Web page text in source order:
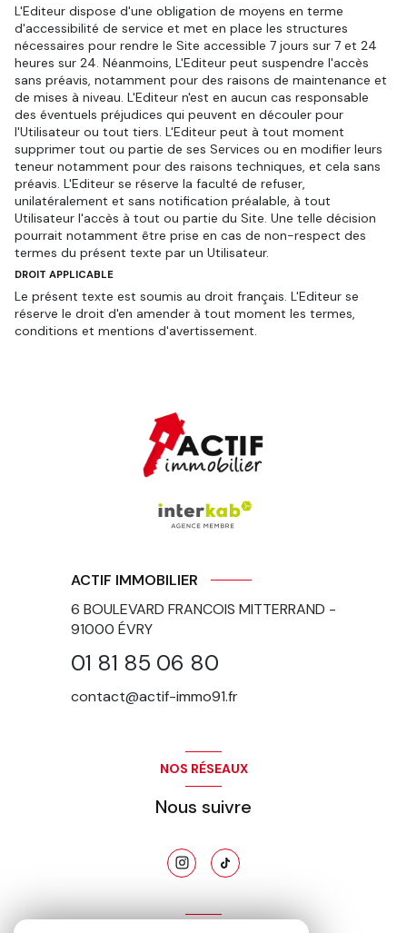
L'Editeur dispose d'une obligation de moyens en terme
d'accessibilité de service et met en place les structures
nécessaires pour rendre le Site accessible 7 jours sur 7 et 24
heures sur 24. Néanmoins, L'Editeur peut suspendre l'accès
sans préavis, notamment pour des raisons de maintenance et
de mises à niveau. L'Editeur n'est en aucun cas responsable
des éventuels préjudices qui peuvent en découler pour
l'Utilisateur ou tout tiers. L'Editeur peut à tout moment
supprimer tout ou partie de ses Services ou en modifier leurs
teneur notamment pour des raisons techniques, et cela sans
préavis. L'Editeur se réserve la faculté de refuser,
unilatéralement et sans notification préalable, à tout
Utilisateur l'accès à tout ou partie du Site. Une telle décision
pourrait notamment être prise en cas de non-respect des
termes du présent texte par un Utilisateur.
DROIT APPLICABLE
Le présent texte est soumis au droit français. L'Editeur se
réserve le droit d'en amender à tout moment les termes,
conditions et mentions d'avertissement.
ACTIF IMMOBILIER
6 BOULEVARD FRANCOIS MITTERRAND -
91000 ÉVRY
01 81 85 06 80
contact@actif-immo91.fr
NOS RÉSEAUX
Nous suivre